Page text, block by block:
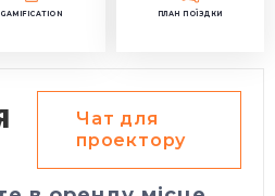
GAMIFICATION ПЛАН ПОЇЗДКИ
Чат для
проектору